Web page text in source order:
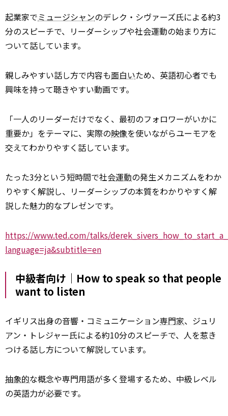
起業家でミュージシャンのデレク・シヴァーズ氏による約3
分のスピーチで、リーダーシップや社会運動の始まり方に
ついて話しています。
親しみやすい話し方で内容も面白いため、英語初心者でも
興味を持って聴きやすい動画です。
「一人のリーダーだけでなく、最初のフォロワーがいかに
重要か」をテーマに、実際の映像を使いながらユーモアを
交えてわかりやすく話しています。
たった3分という短時間で社会運動の発生メカニズムをわか
りやすく解説し、リーダーシップの本質をわかりやすく解
説した魅力的なプレゼンです。
https://www.ted.com/talks/
language=ja&subtitle=en
中級者向け｜How to speak so that people
want to listen
イギリス出身の音響・コミュニケーション専門家、ジュリ
アン・トレジャー氏による約10分のスピーチで、人を惹き
つける話し方について解説しています。
抽象的な概念や専門用語が多く登場するため、中級レベル
の英語力が必要です。